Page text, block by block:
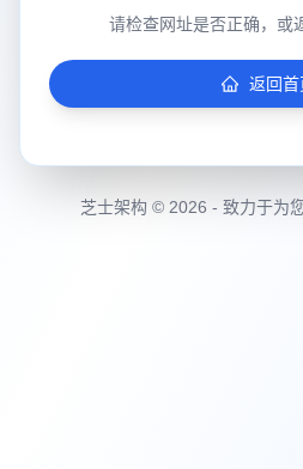
请检查网址是否正确，或
返回首
芝士架构 © 2026 - 致力于为